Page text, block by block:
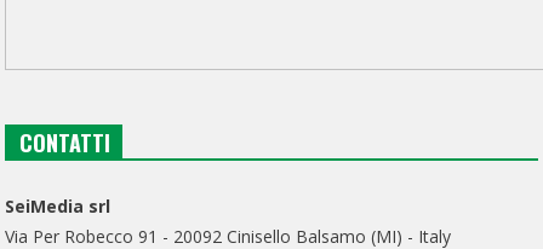
CONTATTI
SeiMedia srl
Via Per Robecco 91 - 20092 Cinisello Balsamo (MI) - Italy